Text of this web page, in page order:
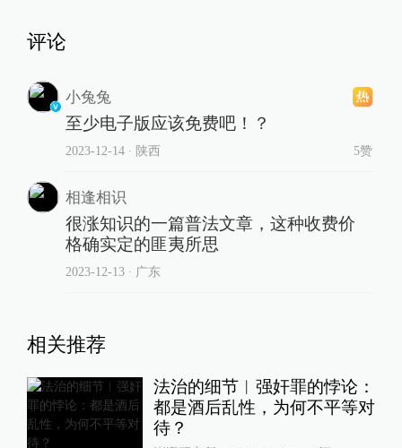
评论
小兔兔
至少电子版应该免费吧！？
2023-12-14∙ 陕西 5赞
相逢相识
很涨知识的一篇普法文章，这种收费价
格确实定的匪夷所思
2023-12-13∙ 广东
相关推荐
法治的细节︱强奸罪的悖论：
都是酒后乱性，为何不平等对
待？